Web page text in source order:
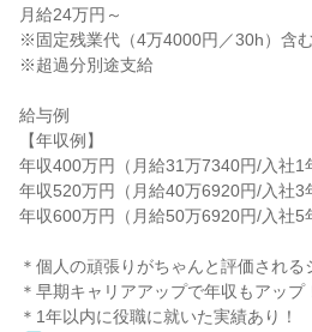
月給24万円～
※固定残業代（4万4000円／30h）含む
※超過分別途支給
給与例
【年収例】
年収400万円（月給31万7340円/入社1
年収520万円（月給40万6920円/入社3
年収600万円（月給50万6920円/入社5
＊個人の頑張りがちゃんと評価される
＊早期キャリアアップで年収もアップ
＊1年以内に役職に就いた実績あり！